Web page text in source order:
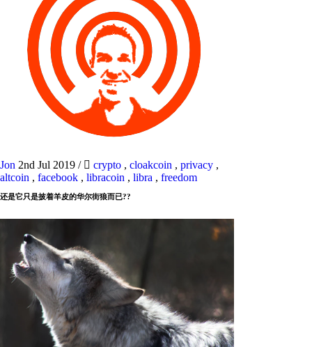
Jon 2nd Jul 2019 / crypto , cloakcoin , privacy ,
altcoin , facebook , libracoin , libra , freedom
还是它只是披着羊皮的华尔街狼而已??